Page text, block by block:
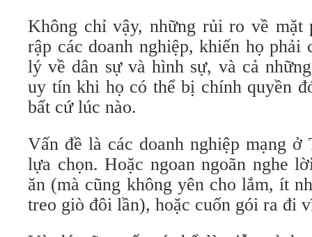
Không chỉ vậy, những rủi ro về mặt
rập các doanh nghiệp, khiến họ phải
lý về dân sự và hình sự, và cả
uy tín khi họ có thể bị chính quyền
bất cứ lúc nào.
Vấn đề là các doanh nghiệp mạng ở
lựa chọn. Hoặc ngoan ngoãn nghe
ăn (mà cũng không yên cho lắm, ít
treo giò đôi lần), hoặc cuốn gói ra đi